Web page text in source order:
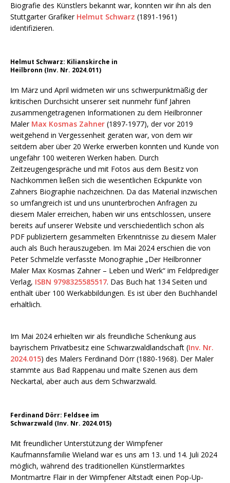
Biografie des Künstlers bekannt war, konnten wir ihn als den
Stuttgarter Grafiker Helmut Schwarz (1891-1961)
identifizieren.
Helmut Schwarz: Kilianskirche in
Heilbronn (Inv. Nr. 2024.011)
Im März und April widmeten wir uns schwerpunktmäßig der
kritischen Durchsicht unserer seit nunmehr fünf Jahren
zusammengetragenen Informationen zu dem Heilbronner
Maler Max Kosmas Zahner (1897-1977), der vor 2019
weitgehend in Vergessenheit geraten war, von dem wir
seitdem aber über 20 Werke erwerben konnten und Kunde von
ungefähr 100 weiteren Werken haben. Durch
Zeitzeugengespräche und mit Fotos aus dem Besitz von
Nachkommen ließen sich die wesentlichen Eckpunkte von
Zahners Biographie nachzeichnen. Da das Material inzwischen
so umfangreich ist und uns ununterbrochen Anfragen zu
diesem Maler erreichen, haben wir uns entschlossen, unsere
bereits auf unserer Website und verschiedentlich schon als
PDF publiziertern gesammelten Erkenntnisse zu diesem Maler
auch als Buch herauszugeben. Im Mai 2024 erschien die von
Peter Schmelzle verfasste Monographie „Der Heilbronner
Maler Max Kosmas Zahner – Leben und Werk“ im Feldprediger
Verlag, ISBN 9798325585517. Das Buch hat 134 Seiten und
enthält über 100 Werkabbildungen. Es ist über den Buchhandel
erhältlich.
Im Mai 2024 erhielten wir als freundliche Schenkung aus
bayrischem Privatbesitz eine Schwarzwaldlandschaft (Inv. Nr.
2024.015) des Malers Ferdinand Dörr (1880-1968). Der Maler
stammte aus Bad Rappenau und malte Szenen aus dem
Neckartal, aber auch aus dem Schwarzwald.
Ferdinand Dörr: Feldsee im
Schwarzwald (Inv. Nr. 2024.015)
Mit freundlicher Unterstützung der Wimpfener
Kaufmannsfamilie Wieland war es uns am 13. und 14. Juli 2024
möglich, während des traditionellen Künstlermarktes
Montmartre Flair in der Wimpfener Altstadt einen Pop-Up-